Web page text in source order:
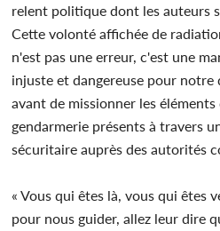
relent politique dont les auteurs
Cette volonté affichée de
n'est pas une erreur, c'est une
injuste et dangereuse pour
avant de missionner les
gendarmerie présents à travers
sécuritaire auprès des autorités
« Vous qui êtes là, vous qui êtes
pour nous guider, allez leur dire